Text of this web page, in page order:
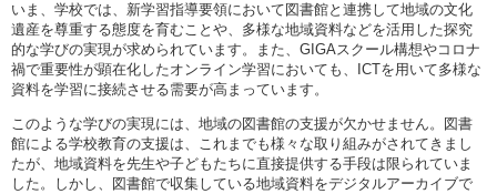
いま、学校では、新学習指導要領において図書館と連携して地域の文化
遺産を尊重する態度を育むことや、多様な地域資料などを活用した探究
的な学びの実現が求められています。また、GIGAスクール構想やコロナ
禍で重要性が顕在化したオンライン学習においても、ICTを用いて多様な
資料を学習に接続させる需要が高まっています。
このような学びの実現には、地域の図書館の支援が欠かせません。図書
館による学校教育の支援は、これまでも様々な取り組みがされてきまし
たが、地域資料を先生や子どもたちに直接提供する手段は限られていま
した。しかし、図書館で収集している地域資料をデジタルアーカイブで